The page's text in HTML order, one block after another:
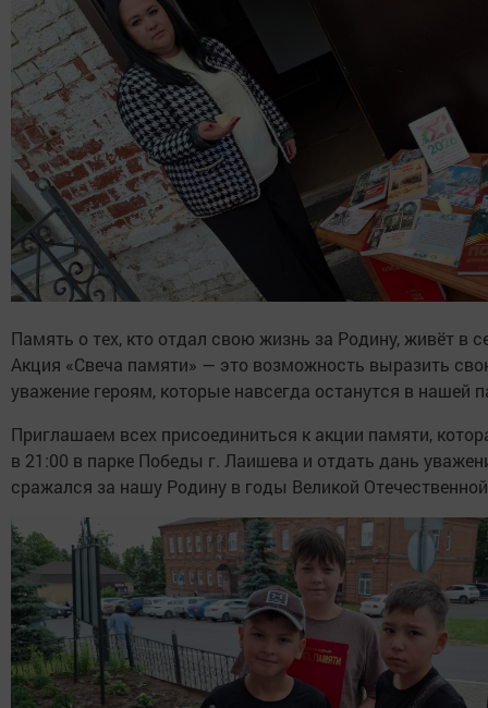
Память о тех, кто отдал свою жизнь за Родину, живёт в
Акция «Свеча памяти» — это возможность выразить
уважение героям, которые навсегда останутся в нашей
Приглашаем всех присоединиться к акции памяти,
в 21:00 в парке Победы г. Лаишева и отдать дань
сражался за нашу Родину в годы Великой